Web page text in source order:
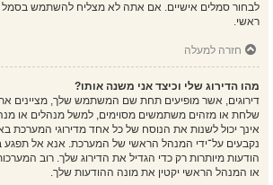
לבחור סמלים אישיים. אם אתה לא מצליח להשתמש בסמל
ראשי.
חזרה למעלה
מהו הדירוג שלי וכיצד אני משנה אותו?
דירוגים, אשר מופיעים תחת שם המשתמש שלך, מציינים
שלחת או מזהים משתמשים מסוימים, למשל מנהלים או
אינך יכול לשנות את הנוסח של כל אחד מדירוגי המערכת
נקבעים על־ידי המנהל הראשי של המערכת. אנא אל תפגע
הודעות מיותרות רק כדי הגדיל את הדירוג שלך. רוב
או המנהל הראשי יקטין את מונה ההודעות שלך.